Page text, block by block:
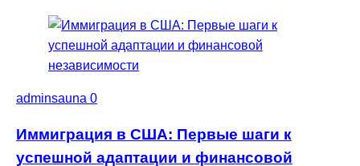
adminsauna 0
Иммиграция в США: Первые шаги к
успешной адаптации и финансовой